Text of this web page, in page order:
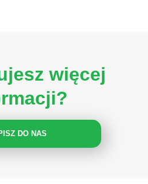
więcej
DO NAS